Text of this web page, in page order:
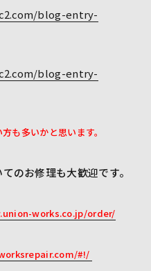
blog-entry-
blog-entry-
も多いかと思います。
のお修理も大歓迎です。
works.co.jp/order/
#!/